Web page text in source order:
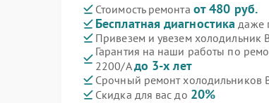
Стоимость ремонта от 480 руб.
Бесплатная диагностика даже
Привезем и увезем холодильник
Гарантия на наши работы по
2200/Aдо 3-х лет
Срочный ремонт холодильников
Скидка для вас до 20%